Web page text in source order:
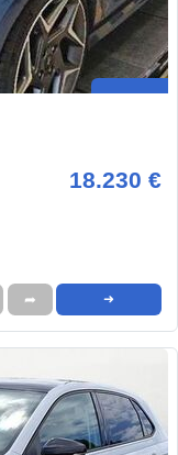
18.230 €
➦ ➜